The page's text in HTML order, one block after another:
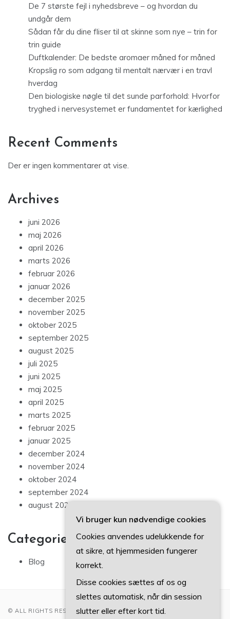
De 7 største fejl i nyhedsbreve – og hvordan du
undgår dem
Sådan får du dine fliser til at skinne som nye – trin for
trin guide
Duftkalender: De bedste aromaer måned for måned
Kropslig ro som adgang til mentalt nærvær i en travl
hverdag
Den biologiske nøgle til det sunde parforhold: Hvorfor
tryghed i nervesystemet er fundamentet for kærlighed
Recent Comments
Der er ingen kommentarer at vise.
Archives
juni 2026
maj 2026
april 2026
marts 2026
februar 2026
januar 2026
december 2025
november 2025
oktober 2025
september 2025
august 2025
juli 2025
juni 2025
maj 2025
april 2025
marts 2025
februar 2025
januar 2025
december 2024
november 2024
oktober 2024
september 2024
august 2024
Categories
Blog
© ALL RIGHTS RESERVED 2022
Vi bruger kun nødvendige cookies
Cookies anvendes udelukkende for
at sikre, at hjemmesiden fungerer
korrekt.
Disse cookies sættes af os og
slettes automatisk, når din session
slutter eller efter kort tid.